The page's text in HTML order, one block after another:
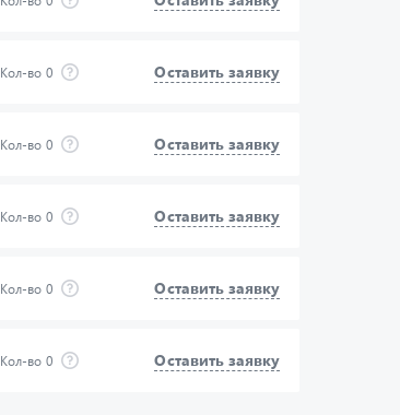
Кол-во 0 Оставить заявку
Кол-во 0 Оставить заявку
Кол-во 0 Оставить заявку
Кол-во 0 Оставить заявку
Кол-во 0 Оставить заявку